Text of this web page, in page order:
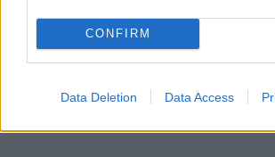
CONFIRM
Data Deletion Data Access